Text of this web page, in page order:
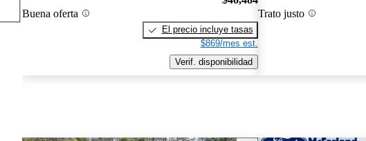
Buena oferta
El precio incluye tasas
$869/mes est.
Verif. disponibilidad
Trato justo